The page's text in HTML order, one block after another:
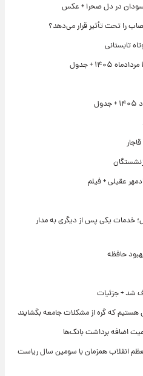
در دل صحرا + عکس
را تحت تأثیر قرار می‌دهد؟
عقیلی + فیلم
خدمات یکی پس از دیگری به مدار
حافظه
+ جزئیات
که گره از مشکلات جامعه بگشایند
‌برداشت بانک‌ها
انقلاب همزمان با سومین سال ریاست